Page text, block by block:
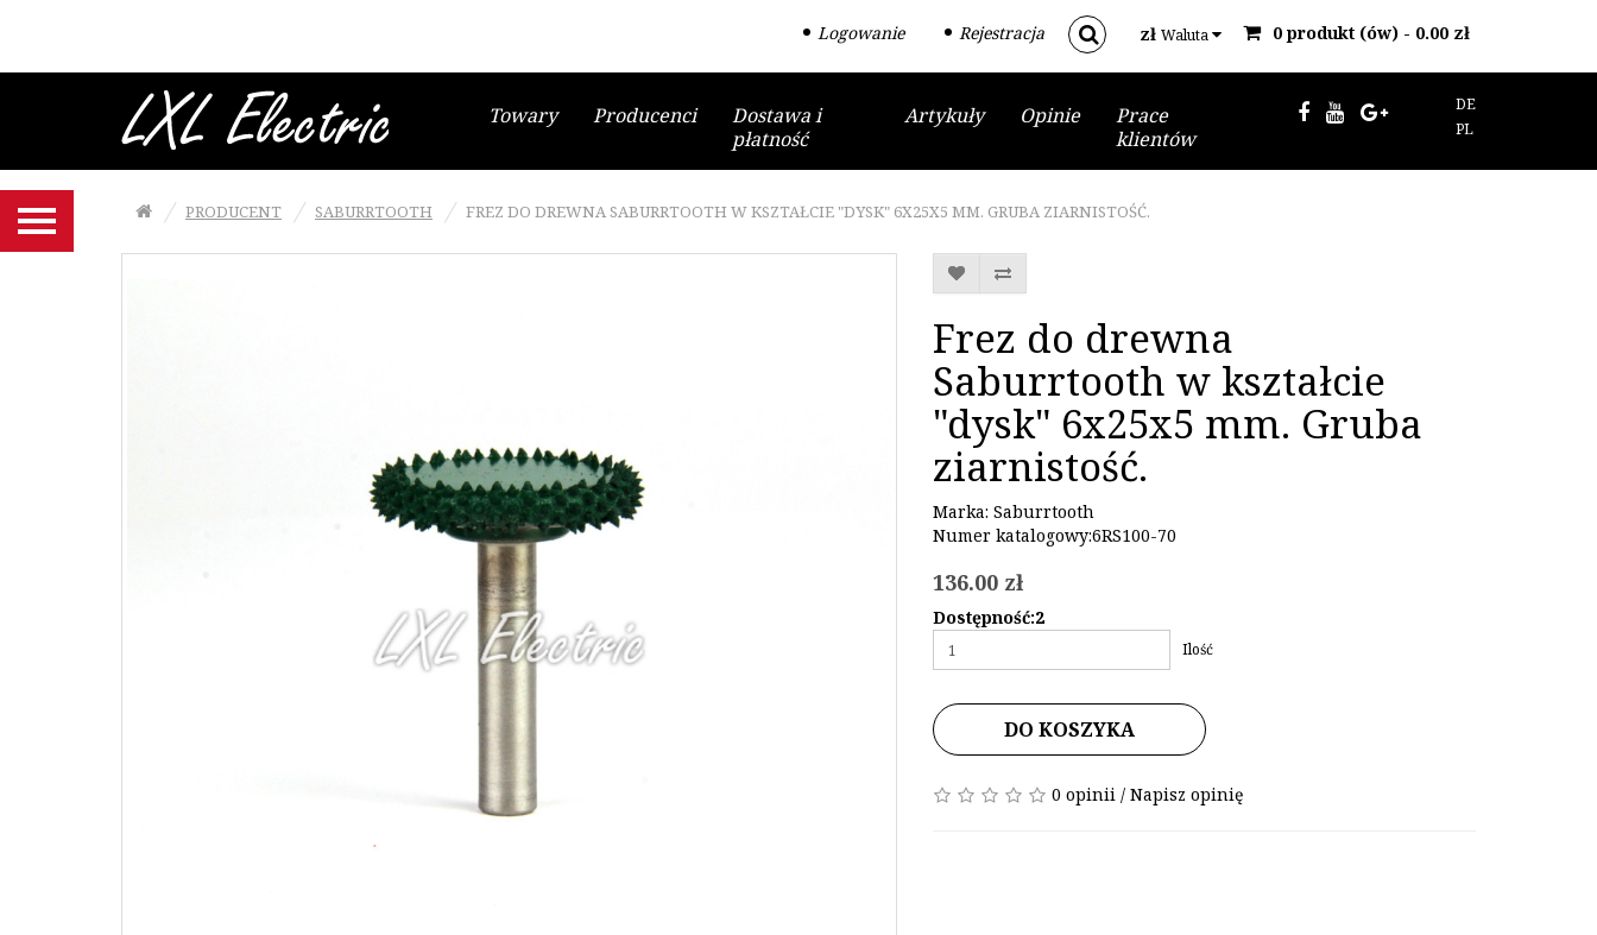
Gesztelki do brzeszczotów
Wyrzynarki i papier ścierny
Frezy, tarcze SABURRTOOTH
Narzędzia MANPA
Logowanie Rejestracja zł Waluta 0 produkt (ów) - 0.00 zł
Towary Producenci
Dostawa i
płatność
Artykuły Opinie
Prace
klientów
DE
PL
PRODUCENT SABURRTOOTH FREZ DO DREWNA SABURRTOOTH W KSZTAŁCIE "DYSK" 6X25X5 MM. GRUBA ZIARNISTOŚĆ.
Frez do drewna
Saburrtooth w kształcie
"dysk" 6x25x5 mm. Gruba
ziarnistość.
Marka: Saburrtooth
Numer katalogowy:6RS100-70
136.00 zł
Dostępność:2
Ilość
DO KOSZYKA
0 opinii/ Napisz opinię